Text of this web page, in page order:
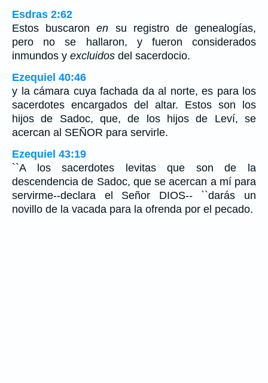
Esdras 2:62
Estos buscaronen su registro de genealogías,
pero no se hallaron, y fueron considerados
inmundos y excluidos del sacerdocio.
Ezequiel 40:46
y la cámara cuya fachada da al norte, es para los
sacerdotes encargados del altar. Estos son los
hijos de Sadoc, que, de los hijos de Leví, se
acercan al SEÑOR para servirle.
Ezequiel 43:19
``A los sacerdotes levitas que son de la
descendencia de Sadoc, que se acercan a mí para
servirme--declara el Señor DIOS-- ``darás un
novillo de la vacada para la ofrenda por el pecado.